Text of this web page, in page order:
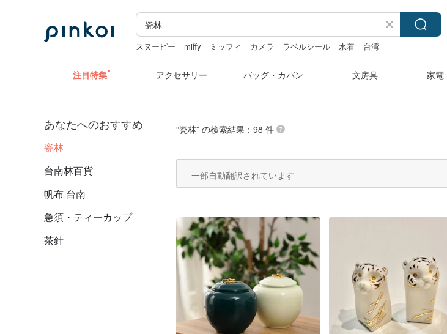
スヌーピー miffy ミッフィ カメラ ラベルシール 水着
台湾
注目特集 アクセサリー バッグ・カバン 文房具 家電
あなたへのおすすめ
瓷林
台南林百貨
帆布 台南
急須・ティーカップ
茶針
“瓷林” の検索結果：98 件
一部自動翻訳されています